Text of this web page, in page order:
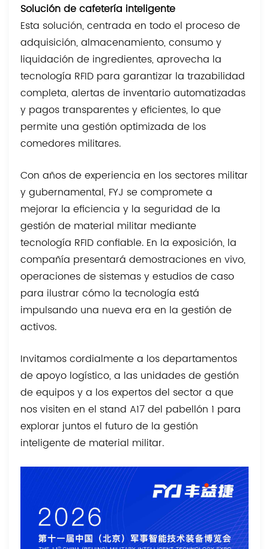
Solución de cafetería inteligente
Esta solución, centrada en todo el proceso de
adquisición, almacenamiento, consumo y
liquidación de ingredientes, aprovecha la
tecnología RFID para garantizar la trazabilidad
completa, alertas de inventario automatizadas
y pagos transparentes y eficientes, lo que
permite una gestión optimizada de los
comedores militares.
Con años de experiencia en los sectores militar
y gubernamental, FYJ se compromete a
mejorar la eficiencia y la seguridad de la
gestión de material militar mediante
tecnología RFID confiable. En la exposición, la
compañía presentará demostraciones en vivo,
operaciones de sistemas y estudios de caso
para ilustrar cómo la tecnología está
impulsando una nueva era en la gestión de
activos.
Invitamos cordialmente a los departamentos
de apoyo logístico, a las unidades de gestión
de equipos y a los expertos del sector a que
nos visiten en el stand A17 del pabellón 1 para
explorar juntos el futuro de la gestión
inteligente de material militar.